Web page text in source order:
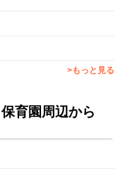
>もっと見る
育園周辺から